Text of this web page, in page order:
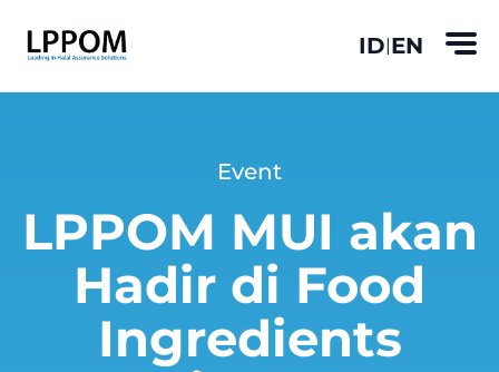
ID|EN
Event
LPPOM MUI akan
Hadir di Food
Ingredients